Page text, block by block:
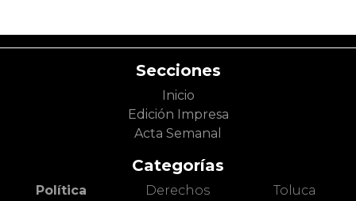
Secciones
Inicio
Edición Impresa
Acta Semanal
Categorías
Política
Derechos
Toluca